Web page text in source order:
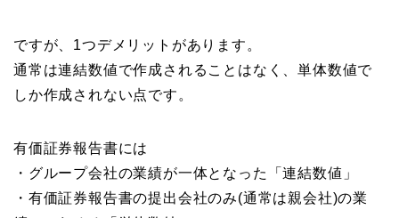
ですが、1つデメリットがあります。
通常は連結数値で作成されることはなく、単体数値で
しか作成されない点です。
有価証券報告書には
・グループ会社の業績が一体となった「連結数値」
・有価証券報告書の提出会社のみ(通常は親会社)の業